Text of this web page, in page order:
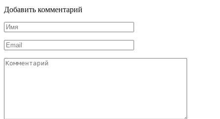
Добавить комментарий
Имя
*
Email
*
Комментарий